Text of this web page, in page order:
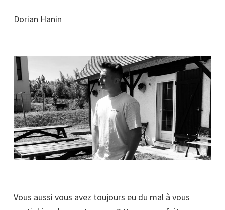
Dorian Hanin
Vous aussi vous avez toujours eu du mal à vous